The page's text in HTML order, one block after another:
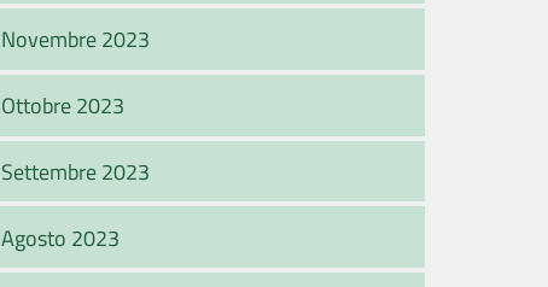
Novembre 2023
Ottobre 2023
Settembre 2023
Agosto 2023